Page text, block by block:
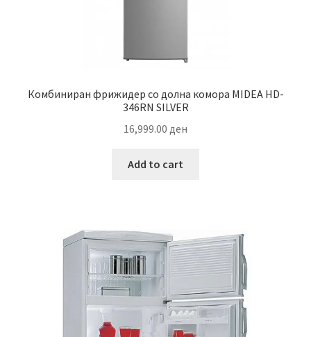
Комбиниран фрижидер со долна комора MIDEA HD-
346RN SILVER
16,999.00 ден
Add to cart